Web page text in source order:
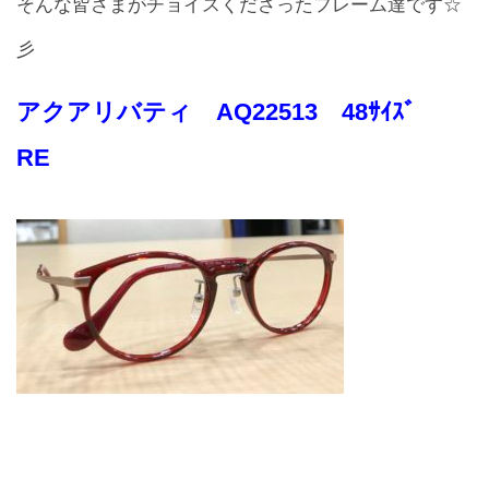
Service
Frame
レンズ
キッズ
Kids
サングラス
Sun Glasses
そんな皆さまがチョイスくださったフレーム達です☆
彡
アクアリバティ AQ22513 48ｻｲｽﾞ
RE